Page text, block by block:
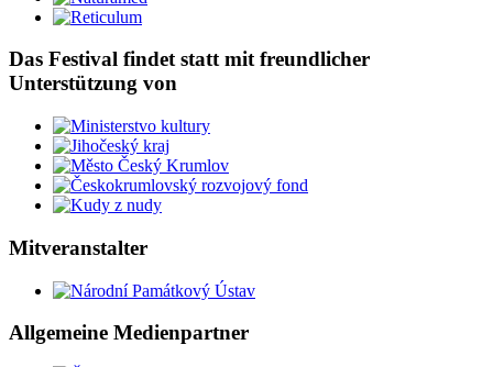
Das Festival findet statt mit freundlicher
Unterstützung von
Mitveranstalter
Allgemeine Medienpartner